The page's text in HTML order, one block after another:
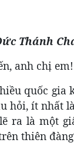
Thánh
anh chị em!
quốc gia
hỏi, ít nhất
ra là một
thiên